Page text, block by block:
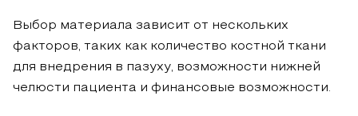
Выбор материала зависит от нескольких
факторов, таких как количество костной ткани
для внедрения в пазуху, возможности нижней
челюсти пациента и финансовые возможности.